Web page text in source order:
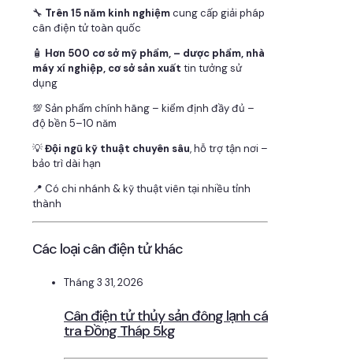
🔧 Trên 15 năm kinh nghiệmcung cấp giải pháp
cân điện tử toàn quốc
🧴 Hơn 500 cơ sở mỹ phẩm, – dược phẩm, nhà
máy xí nghiệp, cơ sở sản xuất tin tưởng sử
dụng
💯 Sản phẩm chính hãng – kiểm định đầy đủ –
độ bền 5–10 năm
💡Đội ngũ kỹ thuật chuyên sâu, hỗ trợ tận nơi –
bảo trì dài hạn
📍 Có chi nhánh & kỹ thuật viên tại nhiều tỉnh
thành
Các loại cân điện tử khác
Tháng 3 31, 2026
Cân điện tử thủy sản đông lạnh cá
tra Đồng Tháp 5kg